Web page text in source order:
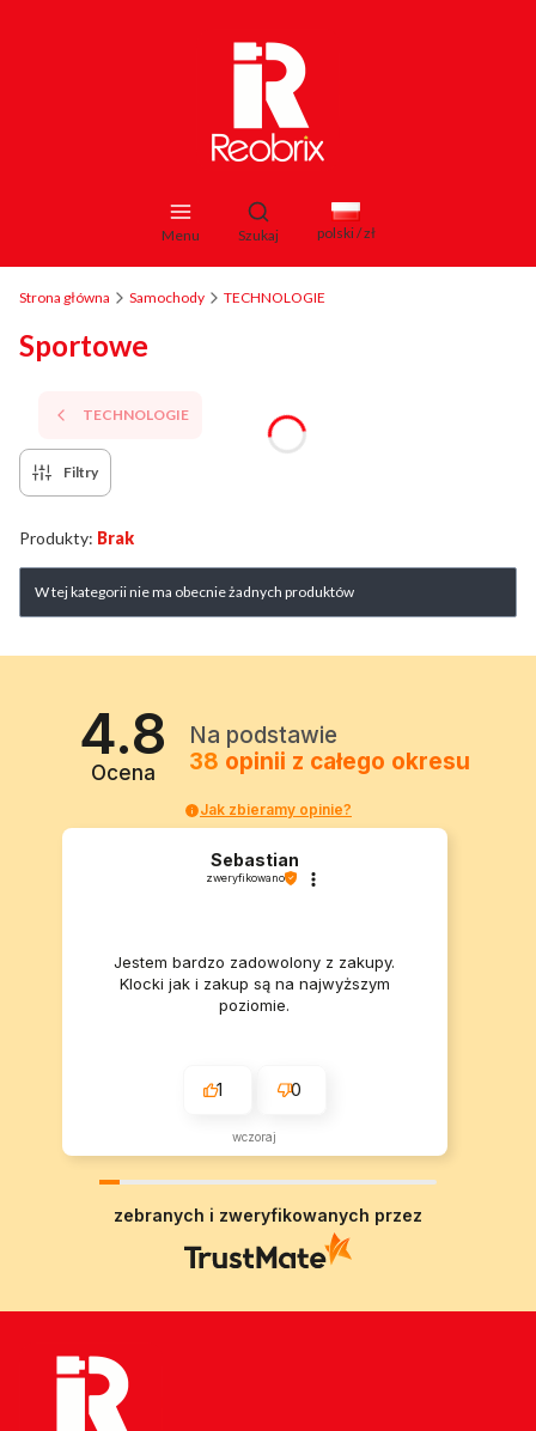
Menu
Otwórz wyszukiwarkę
Szukaj polski / zł
Strona główna Samochody TECHNOLOGIE
Sportowe
TECHNOLOGIE
Filtry
Produkty: Brak
Lista produktów
W tej kategorii nie ma obecnie żadnych produktów
4.8
Ocena
Na podstawie
38 opinii z całego okresu
Jak zbieramy opinie?
Sebastian
zweryfikowano
Jestem bardzo zadowolony z zakupy.
Klocki jak i zakup są na najwyższym
poziomie.
1 0
wczoraj
zebranych i zweryfikowanych przez